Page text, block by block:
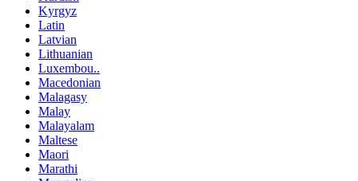
Kyrgyz
Latin
Latvian
Lithuanian
Luxembou..
Macedonian
Malagasy
Malay
Malayalam
Maltese
Maori
Marathi